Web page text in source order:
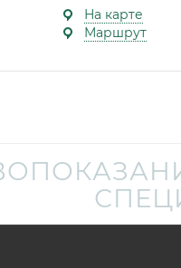
На карте
Маршрут